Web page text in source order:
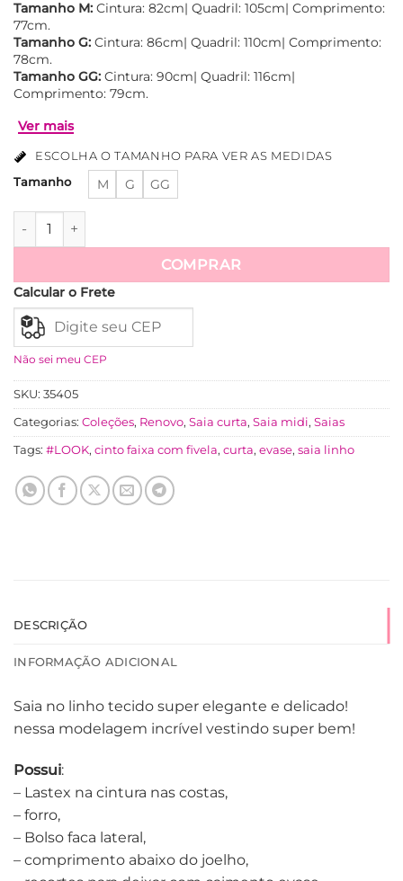
Tamanho M: Cintura: 82cm| Quadril: 105cm| Comprimento:
77cm.
Tamanho G: Cintura: 86cm| Quadril: 110cm| Comprimento:
78cm.
Tamanho GG: Cintura: 90cm| Quadril: 116cm|
Comprimento: 79cm.
ESCOLHA O TAMANHO PARA VER AS MEDIDAS
Tamanho M G GG
Saia Linho Evase Com Lastex Nas Costas Cleide - Nude
COMPRAR
Calcular o Frete
Não sei meu CEP
SKU: 35405
Categorias: Coleções, Renovo, Saia curta, Saia midi, Saias
Tags: #LOOK, cinto faixa com fivela, curta, evase, saia linho
DESCRIÇÃO
INFORMAÇÃO ADICIONAL
Saia no linho tecido super elegante e delicado!
nessa modelagem incrível vestindo super bem!
Possui:
– Lastex na cintura nas costas,
– forro,
– Bolso faca lateral,
– comprimento abaixo do joelho,